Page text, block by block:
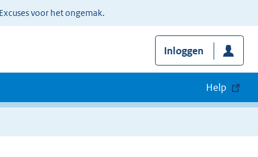
voor het ongemak.
Inloggen
Help